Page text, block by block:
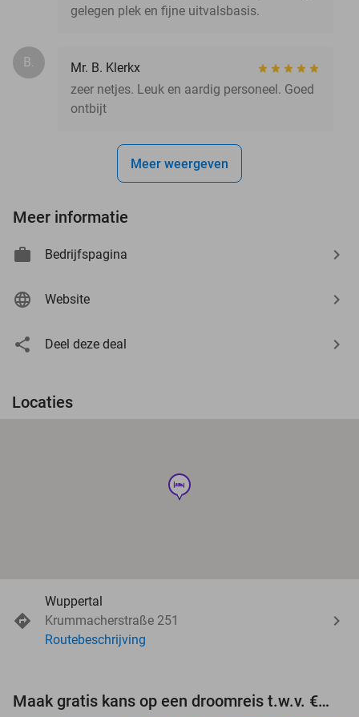
gelegen plek en fijne uitvalsbasis.
B.
Mr. B. Klerkx
zeer netjes. Leuk en aardig personeel. Goed
ontbijt
Meer weergeven
Meer informatie
Bedrijfspagina
Website
Deel deze deal
Locaties
hotel
Wuppertal
Krummacherstraße 251
Routebeschrijving
Maak gratis kans op een droomreis t.w.v. €3.000!